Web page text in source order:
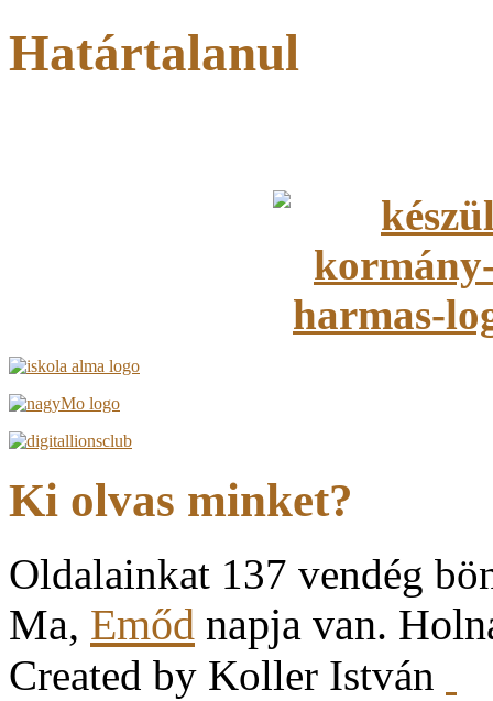
Határtalanul
Ki olvas minket?
Oldalainkat 137 vendég
Ma, Emőd napja van.
Created by Koller István